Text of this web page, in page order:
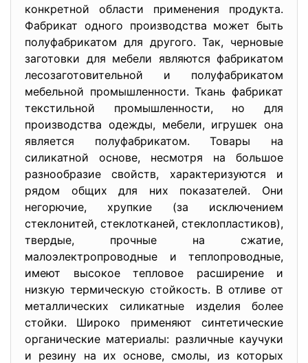
конкретной области применения продукта.
Фабрикат одного производства может быть
полуфабрикатом для другого. Так, черновые
заготовки для мебели являются фабрикатом
лесозаготовительной и полуфабрикатом
мебельной промышленности. Ткань фабрикат
текстильной промышленности, но для
производства одежды, мебели, игрушек она
является полуфабрикатом. Товары на
силикатной основе, несмотря на большое
разнообразие свойств, характеризуются и
рядом общих для них показателей. Они
негорючие, хрупкие (за исключением
стеклонитей, стеклотканей, стеклопластиков),
твердые, прочные на сжатие,
малоэлектропроводные и теплопроводные,
имеют высокое тепловое расширение и
низкую термическую стойкость. В отливе от
металлических силикатные изделия более
стойки. Широко применяют синтетические
органические материалы: различные каучуки
и резину на их основе, смолы, из которых